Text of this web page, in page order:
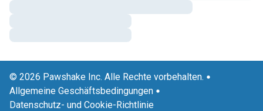
© 2026 Pawshake Inc. Alle Rechte vorbehalten.
Allgemeine Geschäftsbedingungen
Datenschutz- und Cookie-Richtlinie